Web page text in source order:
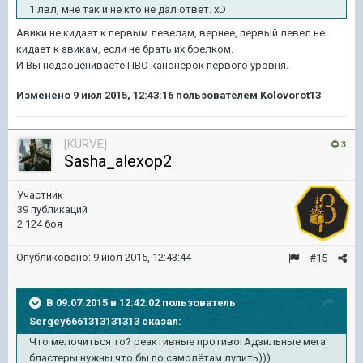
1 лвл, мне так и не кто не дал ответ. xD
Авики не кидает к первым левелам, вернее, первый левел не
кидает к авикам, если не брать их брелком.
И Вы недооцениваете ПВО канонерок первого уровня.
Изменено 9 июл 2015, 12:43:16 пользователем Kolovorot13
3
[KURVE]
Sasha_alexop2
Участник
39 публикаций
2 124 боя
#15
Опубликовано: 9 июл 2015, 12:43:44
В 09.07.2015 в 12:42:02 пользователь
Sergey6661313131313 сказал:
Что мелочиться то? реактивные противогАдзильные мега
бластеры нужны что бы по самолётам лупить)))